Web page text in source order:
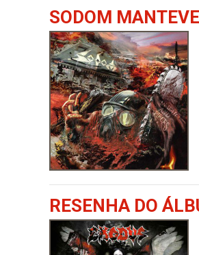
SODOM
RESENHA DO